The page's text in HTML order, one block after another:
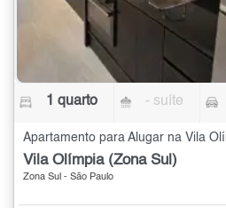
1 quarto - suíte
Vila Olímpia (Zona Sul)
Zona Sul - São Paulo